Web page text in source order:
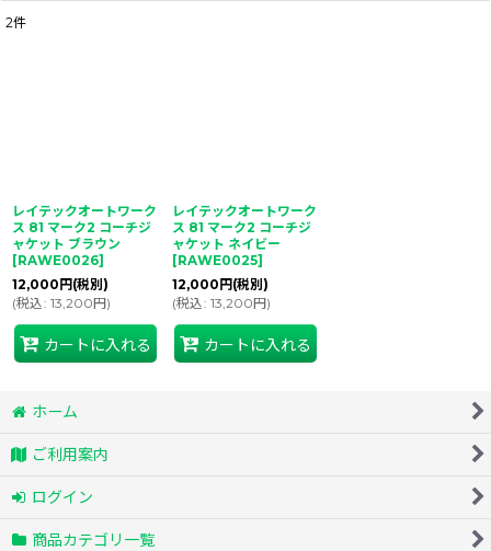
2件
レイテックオートワーク
ス 81 マーク2 コーチジ
ャケット ブラウン
[RAWE0026]
12,000 円 (税別)
(税込: 13,200円)
カートに入れる
レイテックオートワーク
ス 81 マーク2 コーチジ
ャケット ネイビー
[RAWE0025]
12,000 円 (税別)
(税込: 13,200円)
カートに入れる
ホーム
ご利用案内
ログイン
商品カテゴリ一覧